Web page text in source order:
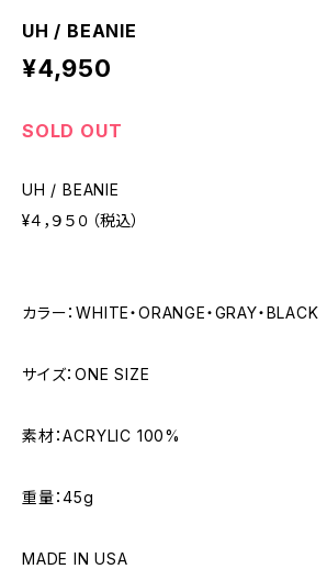
UH / BEANIE
¥4,950
SOLD OUT
UH / BEANIE
¥４，９５０（税込）
カラー：WHITE・ORANGE・GRAY・BLACK
サイズ：ONE SIZE
素材：ACRYLIC 100%
重量：45g
MADE IN USA